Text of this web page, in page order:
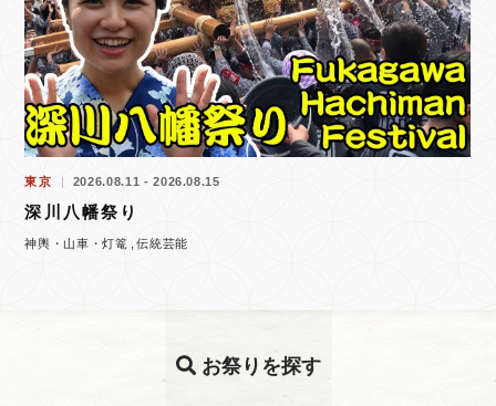
東京 2026.08.11 - 2026.08.15
深川八幡祭り
神輿・山車・灯篭 伝統芸能
お祭りを探す